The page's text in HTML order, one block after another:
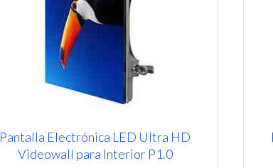
Pantalla Electrónica LED Ultra HD
Videowall para Interior P1.0